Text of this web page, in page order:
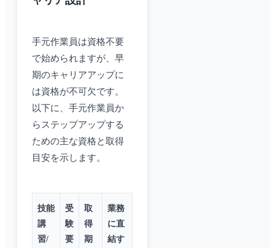
手元作業員は資格不要
で始められますが、早
期のキャリアアップに
は資格が不可欠です。
以下に、手元作業員か
らステップアップする
ための主な資格と取得
目安を示します。
技能
講
習/
受
験
要
取
得
期
業務
に直
結す